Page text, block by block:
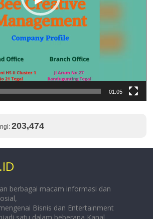
01:05
203,474
berbagai macam informasi dan
Bisnis dan Entertainment
satu dalam beberapa Kanal.